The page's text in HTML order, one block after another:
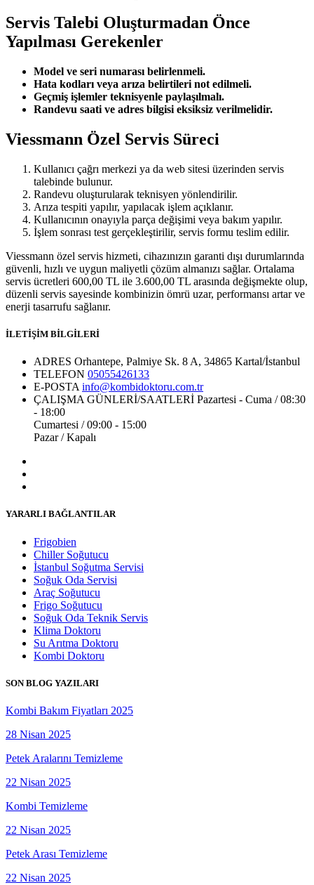
Servis Talebi Oluşturmadan Önce
Yapılması Gerekenler
Model ve seri numarası belirlenmeli.
Hata kodları veya arıza belirtileri not edilmeli.
Geçmiş işlemler teknisyenle paylaşılmalı.
Randevu saati ve adres bilgisi eksiksiz verilmelidir.
Viessmann Özel Servis Süreci
Kullanıcı çağrı merkezi ya da web sitesi üzerinden servis
talebinde bulunur.
Randevu oluşturularak teknisyen yönlendirilir.
Arıza tespiti yapılır, yapılacak işlem açıklanır.
Kullanıcının onayıyla parça değişimi veya bakım yapılır.
İşlem sonrası test gerçekleştirilir, servis formu teslim edilir.
Viessmann özel servis hizmeti, cihazınızın garanti dışı durumlarında
güvenli, hızlı ve uygun maliyetli çözüm almanızı sağlar. Ortalama
servis ücretleri 600,00 TL ile 3.600,00 TL arasında değişmekte olup,
düzenli servis sayesinde kombinizin ömrü uzar, performansı artar ve
enerji tasarrufu sağlanır.
İLETİŞİM BİLGİLERİ
ADRES Orhantepe, Palmiye Sk. 8 A, 34865 Kartal/İstanbul
TELEFON 05055426133
E-POSTA info@kombidoktoru.com.tr
ÇALIŞMA GÜNLERİ/SAATLERİ Pazartesi - Cuma / 08:30
- 18:00
Cumartesi / 09:00 - 15:00
Pazar / Kapalı
YARARLI BAĞLANTILAR
Frigobien
Chiller Soğutucu
İstanbul Soğutma Servisi
Soğuk Oda Servisi
Araç Soğutucu
Frigo Soğutucu
Soğuk Oda Teknik Servis
Klima Doktoru
Su Arıtma Doktoru
Kombi Doktoru
SON BLOG YAZILARI
Kombi Bakım Fiyatları 2025
28 Nisan 2025
Petek Aralarını Temizleme
22 Nisan 2025
Kombi Temizleme
22 Nisan 2025
Petek Arası Temizleme
22 Nisan 2025